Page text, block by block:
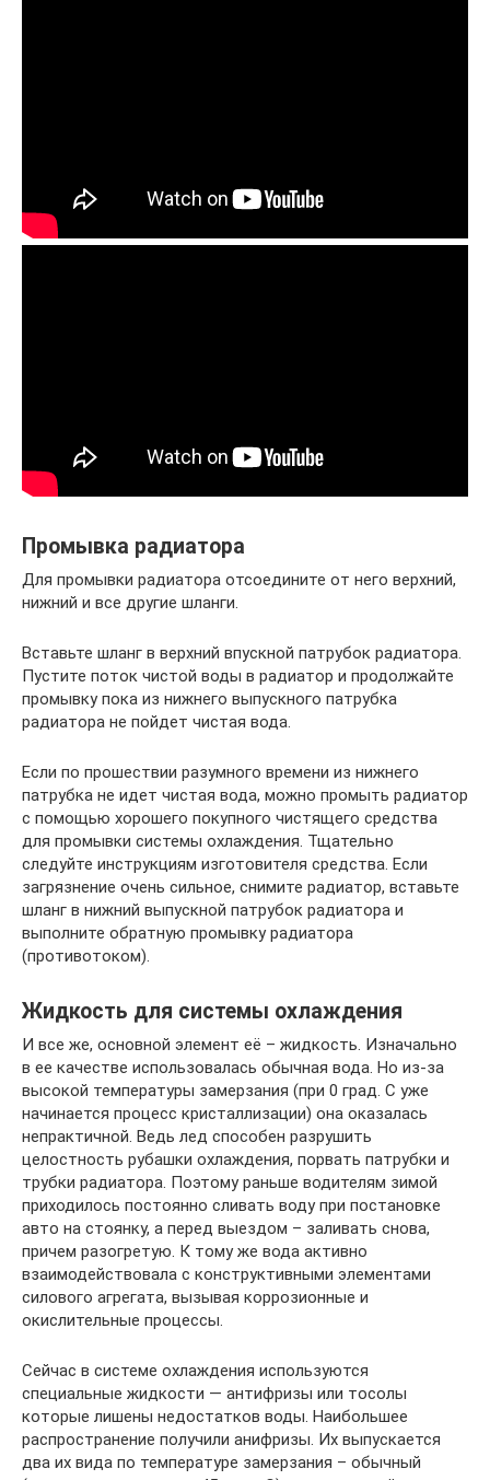
Промывка радиатора
Для промывки радиатора отсоедините от него верхний,
нижний и все другие шланги.
Вставьте шланг в верхний впускной патрубок радиатора.
Пустите поток чистой воды в радиатор и продолжайте
промывку пока из нижнего выпускного патрубка
радиатора не пойдет чистая вода.
Если по прошествии разумного времени из нижнего
патрубка не идет чистая вода, можно промыть радиатор
с помощью хорошего покупного чистящего средства
для промывки системы охлаждения. Тщательно
следуйте инструкциям изготовителя средства. Если
загрязнение очень сильное, снимите радиатор, вставьте
шланг в нижний выпускной патрубок радиатора и
выполните обратную промывку радиатора
(противотоком).
Жидкость для системы охлаждения
И все же, основной элемент её – жидкость. Изначально
в ее качестве использовалась обычная вода. Но из-за
высокой температуры замерзания (при 0 град. С уже
начинается процесс кристаллизации) она оказалась
непрактичной. Ведь лед способен разрушить
целостность рубашки охлаждения, порвать патрубки и
трубки радиатора. Поэтому раньше водителям зимой
приходилось постоянно сливать воду при постановке
авто на стоянку, а перед выездом – заливать снова,
причем разогретую. К тому же вода активно
взаимодействовала с конструктивными элементами
силового агрегата, вызывая коррозионные и
окислительные процессы.
Сейчас в системе охлаждения используются
специальные жидкости — антифризы или тосолы
которые лишены недостатков воды. Наибольшее
распространение получили анифризы. Их выпускается
два их вида по температуре замерзания – обычный